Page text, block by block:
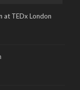
at TEDx London